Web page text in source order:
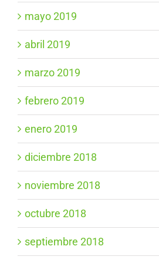
mayo 2019
abril 2019
marzo 2019
febrero 2019
enero 2019
diciembre 2018
noviembre 2018
octubre 2018
septiembre 2018